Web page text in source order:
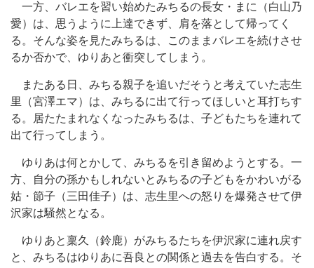
一方、バレエを習い始めたみちるの長女・まに（白山乃
愛）は、思うように上達できず、肩を落として帰ってく
る。そんな姿を見たみちるは、このままバレエを続けさせ
るか否かで、ゆりあと衝突してしまう。
またある日、みちる親子を追いだそうと考えていた志生
里（宮澤エマ）は、みちるに出て行ってほしいと耳打ちす
る。居たたまれなくなったみちるは、子どもたちを連れて
出て行ってしまう。
ゆりあは何とかして、みちるを引き留めようとする。一
方、自分の孫かもしれないとみちるの子どもをかわいがる
姑・節子（三田佳子）は、志生里への怒りを爆発させて伊
沢家は騒然となる。
ゆりあと稟久（鈴鹿）がみちるたちを伊沢家に連れ戻す
と、みちるはゆりあに吾良との関係と過去を告白する。そ